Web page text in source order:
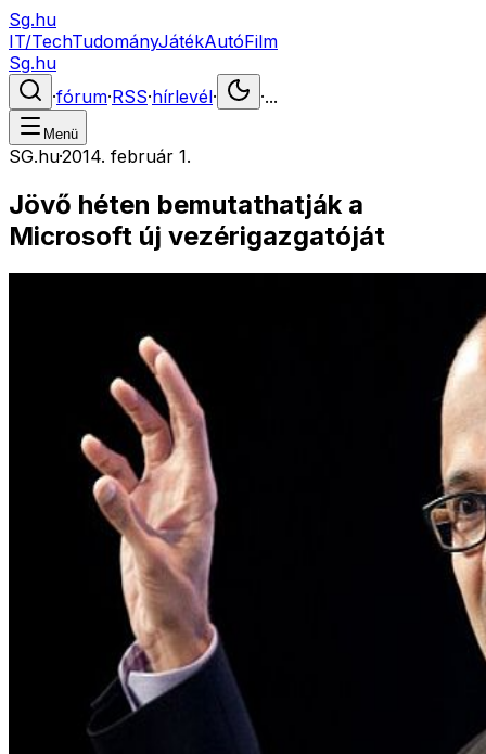
Sg.hu
IT/TechTudományJátékAutóFilm
Sg.hu
·fórum·RSS·hírlevél· ·...
Menü
SG.hu·2014. február 1.
Jövő héten bemutathatják a
Microsoft új vezérigazgatóját